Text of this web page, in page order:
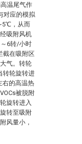
温尾气作
对应的模拟
，从而
吸附风机
6转/小时
截在吸附区
气。转轮
转轮旋转进
右的高温热
被脱附
旋转进入
转至吸附
风量小，